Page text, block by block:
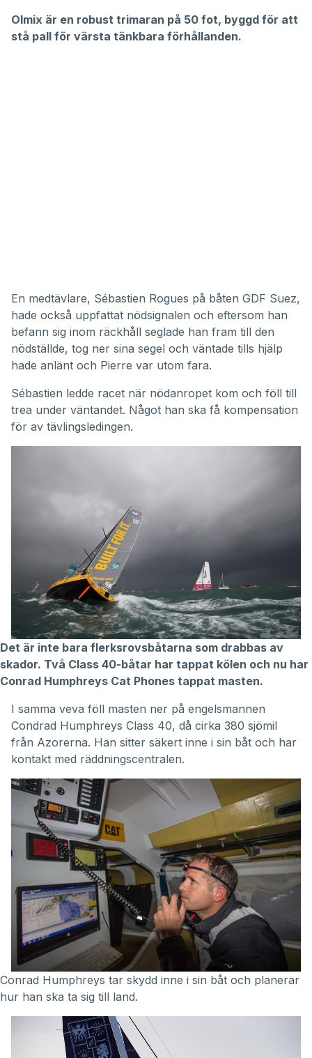
Olmix är en robust trimaran på 50 fot, byggd för att
stå pall för värsta tänkbara förhållanden.
En medtävlare, Sébastien Rogues på båten GDF Suez,
hade också uppfattat nödsignalen och eftersom han
befann sig inom räckhåll seglade han fram till den
nödställde, tog ner sina segel och väntade tills hjälp
hade anlänt och Pierre var utom fara.
Sébastien ledde racet när nödanropet kom och föll till
trea under väntandet. Något han ska få kompensation
för av tävlingsledingen.
Det är inte bara flerksrovsbåtarna som drabbas av
skador. Två Class 40-båtar har tappat kölen och nu har
Conrad Humphreys Cat Phones tappat masten.
I samma veva föll masten ner på engelsmannen
Condrad Humphreys Class 40, då cirka 380 sjömil
från Azorerna. Han sitter säkert inne i sin båt och har
kontakt med räddningscentralen.
Conrad Humphreys tar skydd inne i sin båt och planerar
hur han ska ta sig till land.